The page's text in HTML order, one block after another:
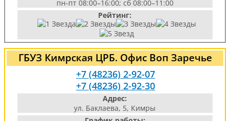
пн-пт 08:00–16:00; сб 08:00–11:00
Рейтинг:
ГБУЗ Кимрская ЦРБ. Офис Воп Заречье
+7 (48236) 2-92-07
+7 (48236) 2-92-30
Адрес:
ул. Баклаева, 5, Кимры